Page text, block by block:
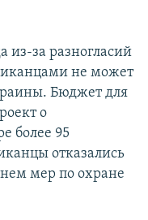
из-за разногласий
не может
Бюджет для
о
более 95
отказались
нем мер по охране